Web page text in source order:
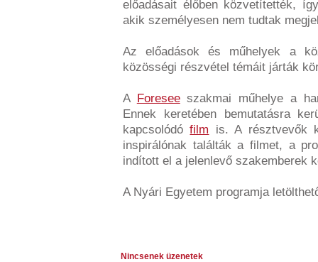
előadásait élőben közvetítették,
akik személyesen nem tudtak
Az előadások és műhelyek a
közösségi részvétel témáit járták
A Foreseeszakmai műhelye a
Ennek keretében bemutatásra
kapcsolódófilm is. A résztvevők
inspirálónak találták a filmet, a
indított el a jelenlevő szakemberek
A Nyári Egyetem programja
Nincsenek üzenetek